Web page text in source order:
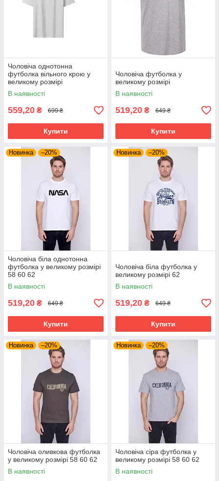
Чоловіча однотонна
футболка вільного крою у
великому розмірі
В наявності
559,20 ₴ 699 ₴
Купити
Чоловіча футболка у
великому розмірі
В наявності
519,20 ₴ 649 ₴
Купити
Новинка –20%
Чоловіча біла однотонна
футболка у великому розмірі
58 60 62
В наявності
519,20 ₴ 649 ₴
Купити
Новинка –20%
Чоловіча біла футболка у
великому розмірі 62
В наявності
519,20 ₴ 649 ₴
Купити
Новинка –20%
Чоловіча оливкова футболка
у великому розмірі 58 60 62
В наявності
Новинка –20%
Чоловіча сіра футболка у
великому розмірі 58 60 62
В наявності